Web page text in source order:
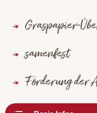
Graspapier-
samenfest
Förderung